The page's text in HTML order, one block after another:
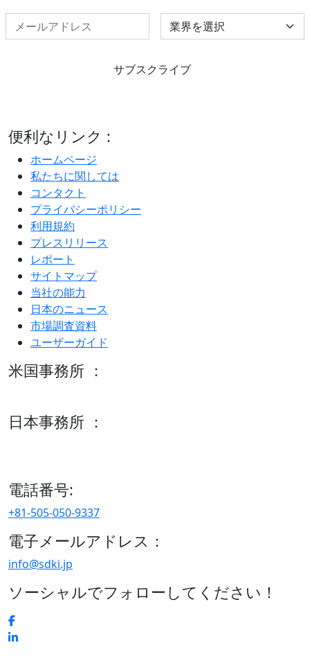
Select Industry
サブスクライブ
便利なリンク :
ホームページ
私たちに関しては
コンタクト
プライバシーポリシー
利用規約
プレスリリース
レポート
サイトマップ
当社の能力
日本のニュース
市場調査資料
ユーザーガイド
米国事務所 ：
日本事務所 ：
電話番号:
+81-505-050-9337
電子メールアドレス：
info@sdki.jp
ソーシャルでフォローしてください！